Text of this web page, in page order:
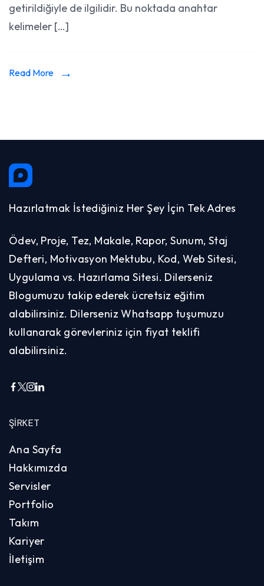
getirildiğiyle de ilgilidir. Bu noktada anahtar
kelimeler […]
Read More
Hazırlatmak İstediğiniz Her Şey İçin Tek Adres
Ödev, Proje, Tez, Makale, Rapor, Sunum, Staj
Defteri, Motivasyon Mektubu, Kod, Web Sitesi,
Uygulama vs. Hazırlama Sitesi. Dilerseniz
Blogumuzu takip ederek ücretsiz eğitim
alabilirsiniz. Dilerseniz Whatsapp tuşumuzu
kullanarak görevleriniz için fiyat teklifi
alabilirsiniz.
ŞIRKET
Ana Sayfa
Hakkımızda
Servisler
Portfolio
Takım
Kariyer
İletişim